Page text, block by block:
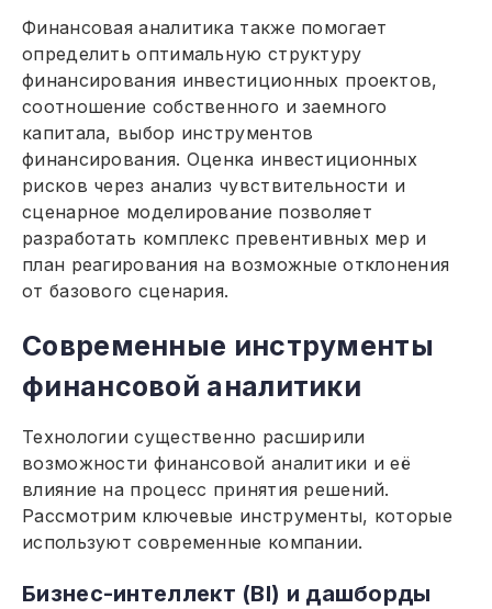
Финансовая аналитика также помогает
определить оптимальную структуру
финансирования инвестиционных проектов,
соотношение собственного и заемного
капитала, выбор инструментов
финансирования. Оценка инвестиционных
рисков через анализ чувствительности и
сценарное моделирование позволяет
разработать комплекс превентивных мер и
план реагирования на возможные отклонения
от базового сценария.
Современные инструменты
финансовой аналитики
Технологии существенно расширили
возможности финансовой аналитики и её
влияние на процесс принятия решений.
Рассмотрим ключевые инструменты, которые
используют современные компании.
Бизнес-интеллект (BI) и дашборды